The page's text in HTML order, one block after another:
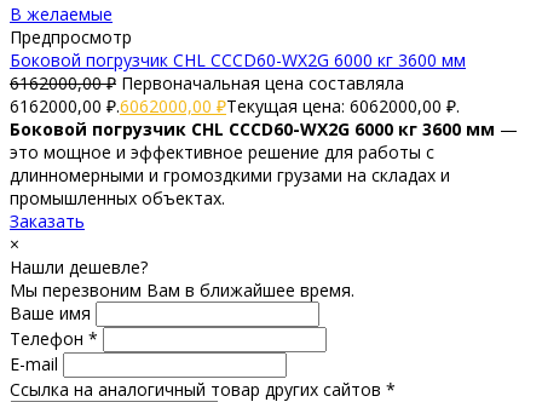
В желаемые
Предпросмотр
Боковой погрузчик CHL CCCD60-WX2G 6000 кг 3600 мм
6162000,00₽ Первоначальная цена составляла
6162000,00 ₽.6062000,00 ₽Текущая цена: 6062000,00 ₽.
Боковой погрузчик CHL CCCD60-WX2G 6000 кг 3600 мм —
это мощное и эффективное решение для работы с
длинномерными и громоздкими грузами на складах и
промышленных объектах.
Заказать
×
Нашли дешевле?
Мы перезвоним Вам в ближайшее время.
Ваше имя
Телефон *
E-mail
Ссылка на аналогичный товар других сайтов *